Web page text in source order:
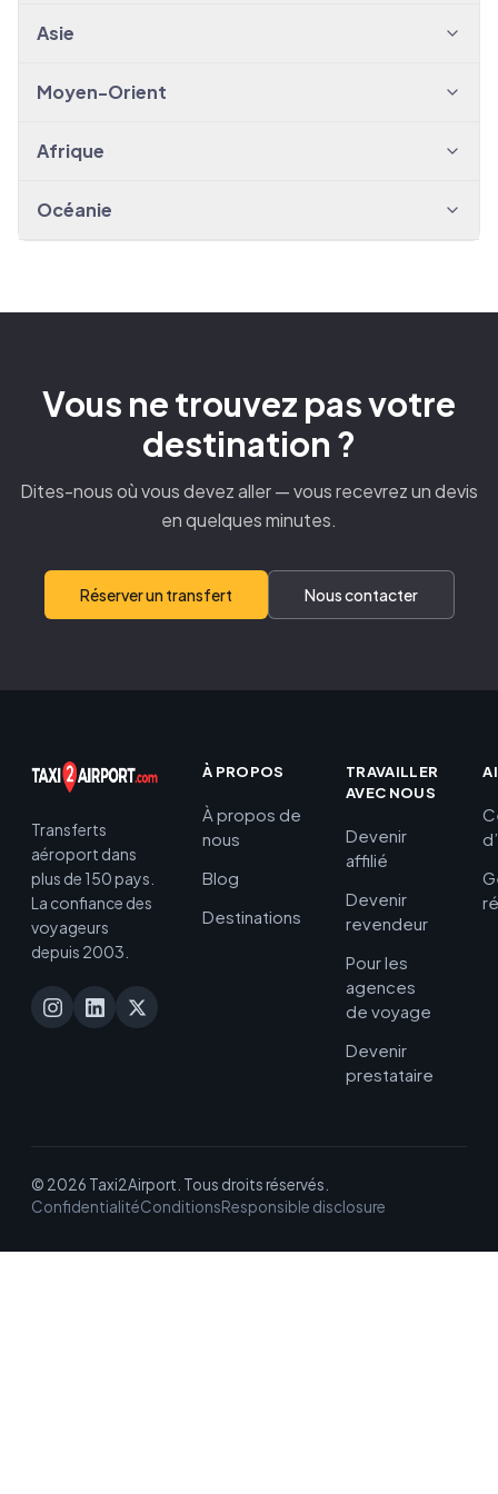
Asie
Moyen-Orient
Afrique
Océanie
Vous ne trouvez pas votre
destination ?
Dites-nous où vous devez aller — vous recevrez un devis
en quelques minutes.
Réserver un transfert Nous contacter
Transferts
aéroport dans
plus de 150 pays.
La confiance des
voyageurs
depuis 2003.
À PROPOS
À propos de
nous
Blog
Destinations
TRAVAILLER
AVEC NOUS
Devenir
affilié
Devenir
revendeur
Pour les
agences
de voyage
Devenir
prestataire
© 2026 Taxi2Airport. Tous droits réservés.
ConfidentialitéConditionsResponsible disclosure